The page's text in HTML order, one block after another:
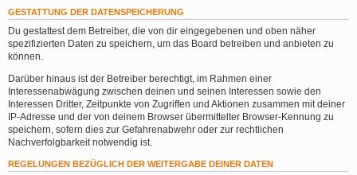
GESTATTUNG DER DATENSPEICHERUNG
Du gestattest dem Betreiber, die von dir eingegebenen und oben näher
spezifizierten Daten zu speichern, um das Board betreiben und anbieten zu
können.
Darüber hinaus ist der Betreiber berechtigt, im Rahmen einer
Interessenabwägung zwischen deinen und seinen Interessen sowie den
Interessen Dritter, Zeitpunkte von Zugriffen und Aktionen zusammen mit deiner
IP-Adresse und der von deinem Browser übermittelter Browser-Kennung zu
speichern, sofern dies zur Gefahrenabwehr oder zur rechtlichen
Nachverfolgbarkeit notwendig ist.
REGELUNGEN BEZÜGLICH DER WEITERGABE DEINER DATEN